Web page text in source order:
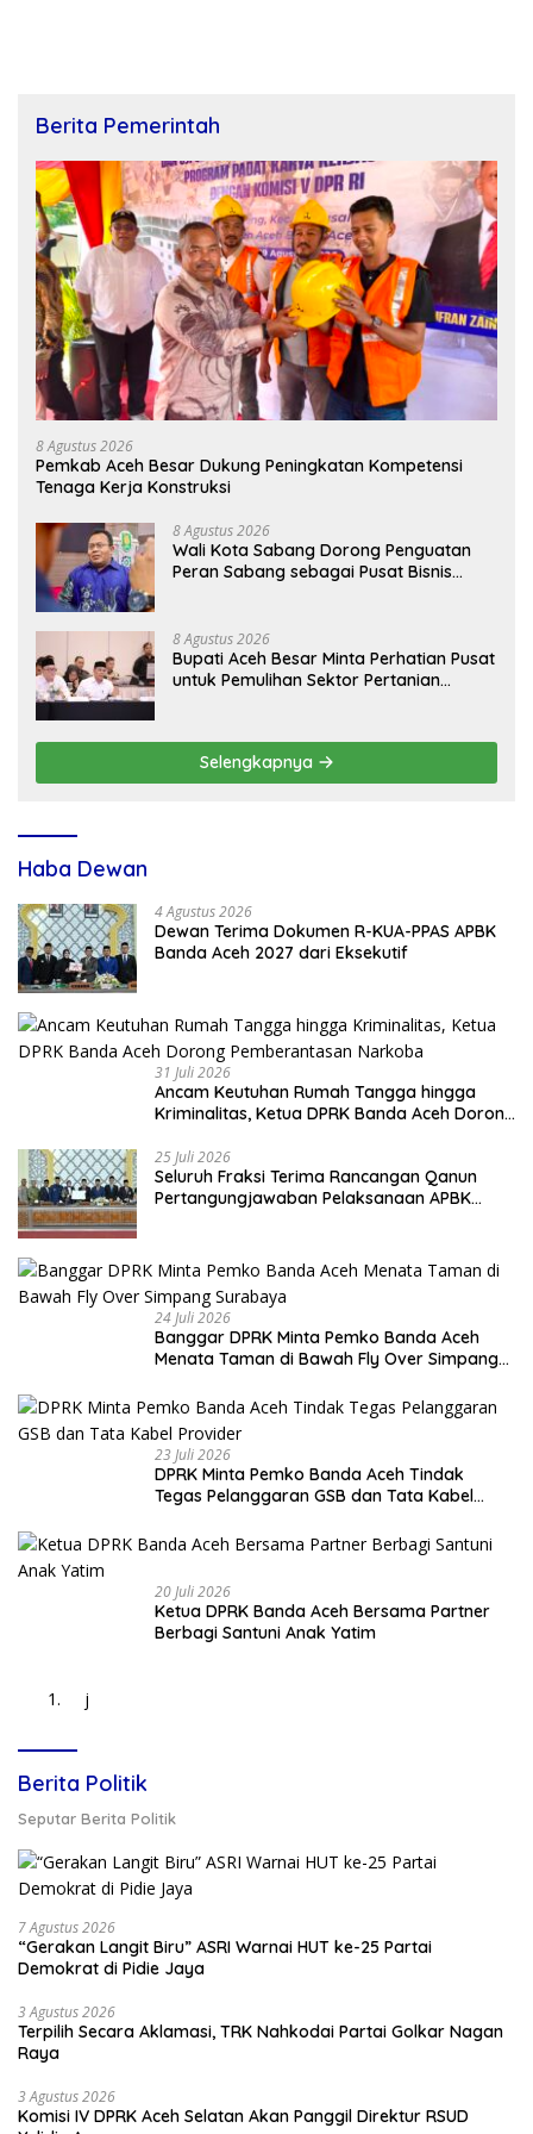
Berita Pemerintah
8 Agustus 2026
Pemkab Aceh Besar Dukung Peningkatan Kompetensi
Tenaga Kerja Konstruksi
8 Agustus 2026
Wali Kota Sabang Dorong Penguatan
Peran Sabang sebagai Pusat Bisnis
8 Agustus 2026
Bupati Aceh Besar Minta Perhatian Pusat
untuk Pemulihan Sektor Pertanian
Selengkapnya
Haba Dewan
4 Agustus 2026
Dewan Terima Dokumen R-KUA-PPAS APBK
Banda Aceh 2027 dari Eksekutif
31 Juli 2026
Ancam Keutuhan Rumah Tangga hingga
Kriminalitas, Ketua DPRK Banda Aceh Dorong
25 Juli 2026
Seluruh Fraksi Terima Rancangan Qanun
Pertangungjawaban Pelaksanaan APBK
24 Juli 2026
Banggar DPRK Minta Pemko Banda Aceh
Menata Taman di Bawah Fly Over Simpang
23 Juli 2026
DPRK Minta Pemko Banda Aceh Tindak
Tegas Pelanggaran GSB dan Tata Kabel
20 Juli 2026
Ketua DPRK Banda Aceh Bersama Partner
Berbagi Santuni Anak Yatim
j
Berita Politik
Seputar Berita Politik
7 Agustus 2026
“Gerakan Langit Biru” ASRI Warnai HUT ke-25 Partai
Demokrat di Pidie Jaya
3 Agustus 2026
Terpilih Secara Aklamasi, TRK Nahkodai Partai Golkar Nagan
Raya
3 Agustus 2026
Komisi IV DPRK Aceh Selatan Akan Panggil Direktur RSUD